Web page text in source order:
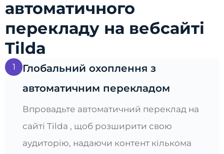
автоматичного
перекладу на вебсайті
Tilda
1
Глобальний охоплення з
автоматичним перекладом
Впровадьте автоматичний переклад на
сайті Tilda , щоб розширити свою
аудиторію, надаючи контент кількома